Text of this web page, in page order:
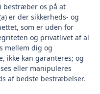
bestræber os på at
er der sikkerheds- og
som er uden for
og privatlivet af al
mellem dig og
ikke kan garanteres; og
eller manipuleres
af bedste bestræbelser.